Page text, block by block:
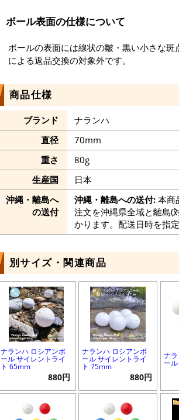
ボール表面の仕様について
ボールの表面には線状の皺・黒い小さな
による返品交換の対象外です。
商品仕様
ブランド
ナランハ
直径
70mm
重さ
80g
生産国
日本
沖縄・離島へ
の送付
沖縄・離島への送付:本商
注文を沖縄県全域と離島(
かります。配送日時を指
別サイズ・関連商品
ナランハ ロシアンボ
ール サイレントライ
ト 65mm
880円
ナランハ ロシアンボ
ール サイレントライ
ト 75mm
880円
ナ
ー